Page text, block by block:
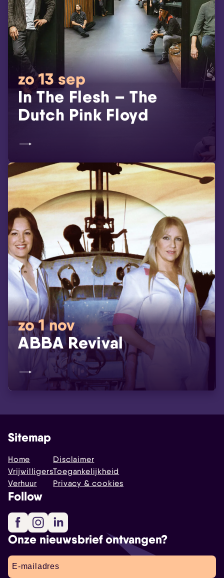
zo 13 sep
In The Flesh – The
Dutch Pink Floyd
zo 1 nov
ABBA Revival
Sitemap
Home
Vrijwilligers
Verhuur
Disclaimer
Toegankelijkheid
Privacy & cookies
Follow
FacebookInstagram
Onze nieuwsbrief ontvangen?